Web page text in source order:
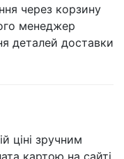
через корзину
менеджер
деталей доставки
ціні зручним
картою на сайті